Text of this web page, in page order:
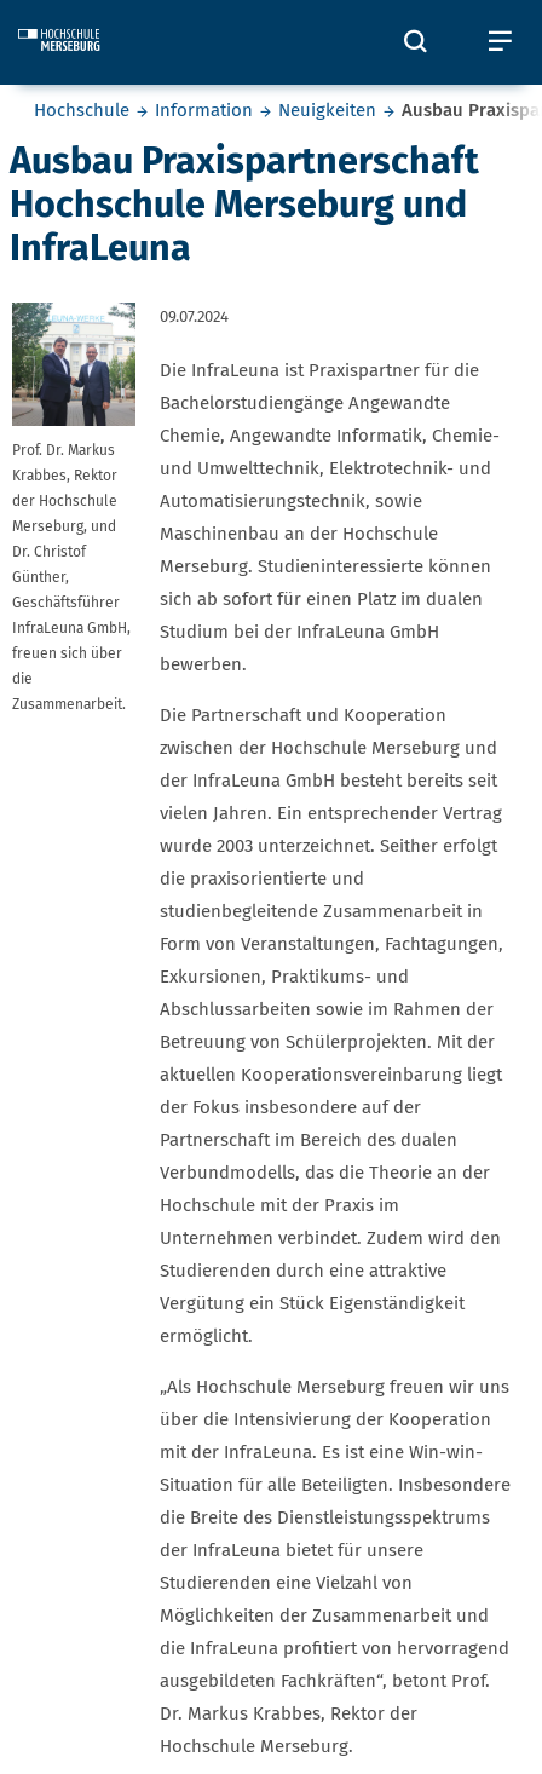
Öffnet
Sie befinden sich hier:
Hochschule Information Neuigkeiten Ausbau
Ausbau Praxispartnerschaft
Hochschule Merseburg und
InfraLeuna
Prof. Dr. Markus
Krabbes, Rektor
der Hochschule
Merseburg, und
Dr. Christof
Günther,
Geschäftsführer
InfraLeuna GmbH,
freuen sich über
die
Zusammenarbeit.
09.07.2024
Die InfraLeuna ist Praxispartner für die
Bachelorstudiengänge Angewandte
Chemie, Angewandte Informatik, Chemie-
und Umwelttechnik, Elektrotechnik- und
Automatisierungstechnik, sowie
Maschinenbau an der Hochschule
Merseburg. Studieninteressierte können
sich ab sofort für einen Platz im dualen
Studium bei der InfraLeuna GmbH
bewerben.
Die Partnerschaft und Kooperation
zwischen der Hochschule Merseburg und
der InfraLeuna GmbH besteht bereits seit
vielen Jahren. Ein entsprechender Vertrag
wurde 2003 unterzeichnet. Seither erfolgt
die praxisorientierte und
studienbegleitende Zusammenarbeit in
Form von Veranstaltungen, Fachtagungen,
Exkursionen, Praktikums- und
Abschlussarbeiten sowie im Rahmen der
Betreuung von Schülerprojekten. Mit der
aktuellen Kooperationsvereinbarung liegt
der Fokus insbesondere auf der
Partnerschaft im Bereich des dualen
Verbundmodells, das die Theorie an der
Hochschule mit der Praxis im
Unternehmen verbindet. Zudem wird den
Studierenden durch eine attraktive
Vergütung ein Stück Eigenständigkeit
ermöglicht.
„Als Hochschule Merseburg freuen wir uns
über die Intensivierung der Kooperation
mit der InfraLeuna. Es ist eine Win-win-
Situation für alle Beteiligten. Insbesondere
die Breite des Dienstleistungsspektrums
der InfraLeuna bietet für unsere
Studierenden eine Vielzahl von
Möglichkeiten der Zusammenarbeit und
die InfraLeuna profitiert von hervorragend
ausgebildeten Fachkräften“, betont Prof.
Dr. Markus Krabbes, Rektor der
Hochschule Merseburg.